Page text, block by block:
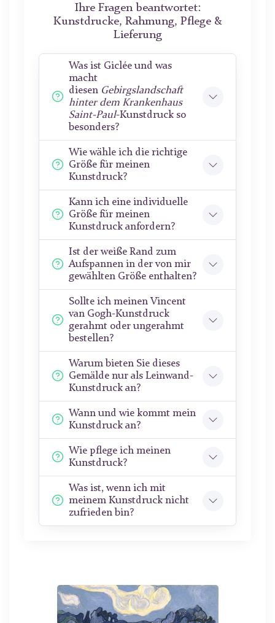
Ihre Fragen beantwortet:
Kunstdrucke, Rahmung, Pflege &
Lieferung
Was ist Giclée und was
macht
diesen Gebirgslandschaft
hinter dem Krankenhaus
Saint-Paul-Kunstdruck so
besonders?
Wie wähle ich die richtige
Größe für meinen
Kunstdruck?
Kann ich eine individuelle
Größe für meinen
Kunstdruck anfordern?
Ist der weiße Rand zum
Aufspannen in der von mir
gewählten Größe enthalten?
Sollte ich meinen Vincent
van Gogh-Kunstdruck
gerahmt oder ungerahmt
bestellen?
Warum bieten Sie dieses
Gemälde nur als Leinwand-
Kunstdruck an?
Wann und wie kommt mein
Kunstdruck an?
Wie pflege ich meinen
Kunstdruck?
Was ist, wenn ich mit
meinem Kunstdruck nicht
zufrieden bin?